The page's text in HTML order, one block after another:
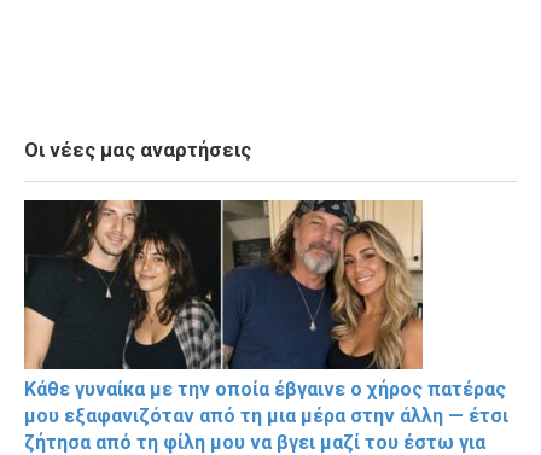
Οι νέες μας αναρτήσεις
Κάθε γυναίκα με την οποία έβγαινε ο χήρος πατέρας
μου εξαφανιζόταν από τη μια μέρα στην άλλη — έτσι
ζήτησα από τη φίλη μου να βγει μαζί του έστω για